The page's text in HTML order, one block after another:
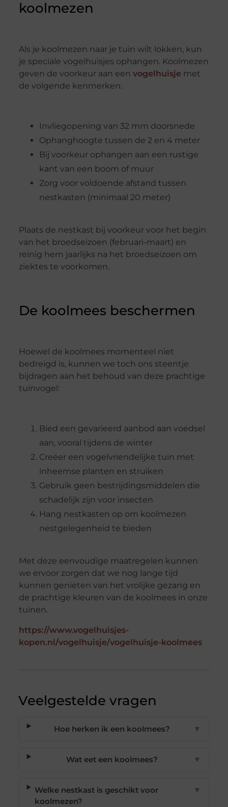
koolmezen
Als je koolmezen naar je tuin wilt lokken, kun
je speciale vogelhuisjes ophangen. Koolmezen
geven de voorkeur aan een vogelhuisje met
de volgende kenmerken:
Invliegopening van 32 mm doorsnede
Ophanghoogte tussen de 2 en 4 meter
Bij voorkeur ophangen aan een rustige
kant van een boom of muur
Zorg voor voldoende afstand tussen
nestkasten (minimaal 20 meter)
Plaats de nestkast bij voorkeur voor het begin
van het broedseizoen (februari-maart) en
reinig hem jaarlijks na het broedseizoen om
ziektes te voorkomen.
De koolmees beschermen
Hoewel de koolmees momenteel niet
bedreigd is, kunnen we toch ons steentje
bijdragen aan het behoud van deze prachtige
tuinvogel:
Bied een gevarieerd aanbod aan voedsel
aan, vooral tijdens de winter
Creëer een vogelvriendelijke tuin met
inheemse planten en struiken
Gebruik geen bestrijdingsmiddelen die
schadelijk zijn voor insecten
Hang nestkasten op om koolmezen
nestgelegenheid te bieden
Met deze eenvoudige maatregelen kunnen
we ervoor zorgen dat we nog lange tijd
kunnen genieten van het vrolijke gezang en
de prachtige kleuren van de koolmees in onze
tuinen.
https://www.vogelhuisjes-
kopen.nl/vogelhuisje/vogelhuisje-koolmees
Veelgestelde vragen
Hoe herken ik een koolmees? ▼
Wat eet een koolmees? ▼
Welke nestkast is geschikt voor
koolmezen?
▼